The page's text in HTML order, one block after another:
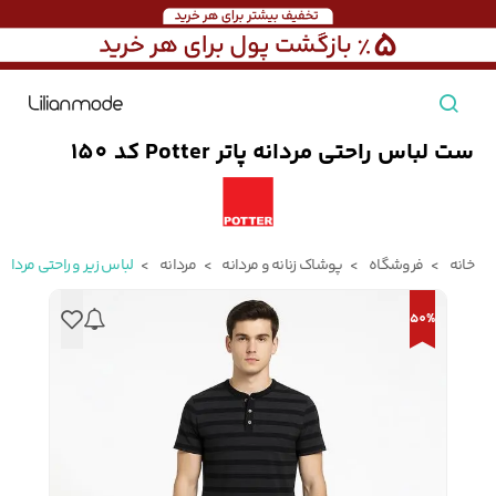
مشاهده همه محصولات
تیشرت مردانه پیراهن مردانه پولوشرت مردانه
بارانی مردانه
جوراب مردانه کت مردانه
ست لباس راحتی مردانه پاتر Potter کد 150
خانه فروشگاه پوشاک زنانه و مردانه مردانه لباس زیر و راحتی
50%